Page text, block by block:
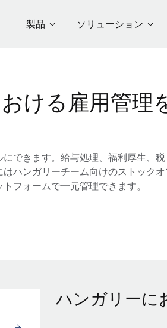
製品 ソリューション
ける雇用管理
できます。給与処理、福利厚生、税
ハンガリーチーム向けのストック
フォームで一元管理できます。
ハンガリーに